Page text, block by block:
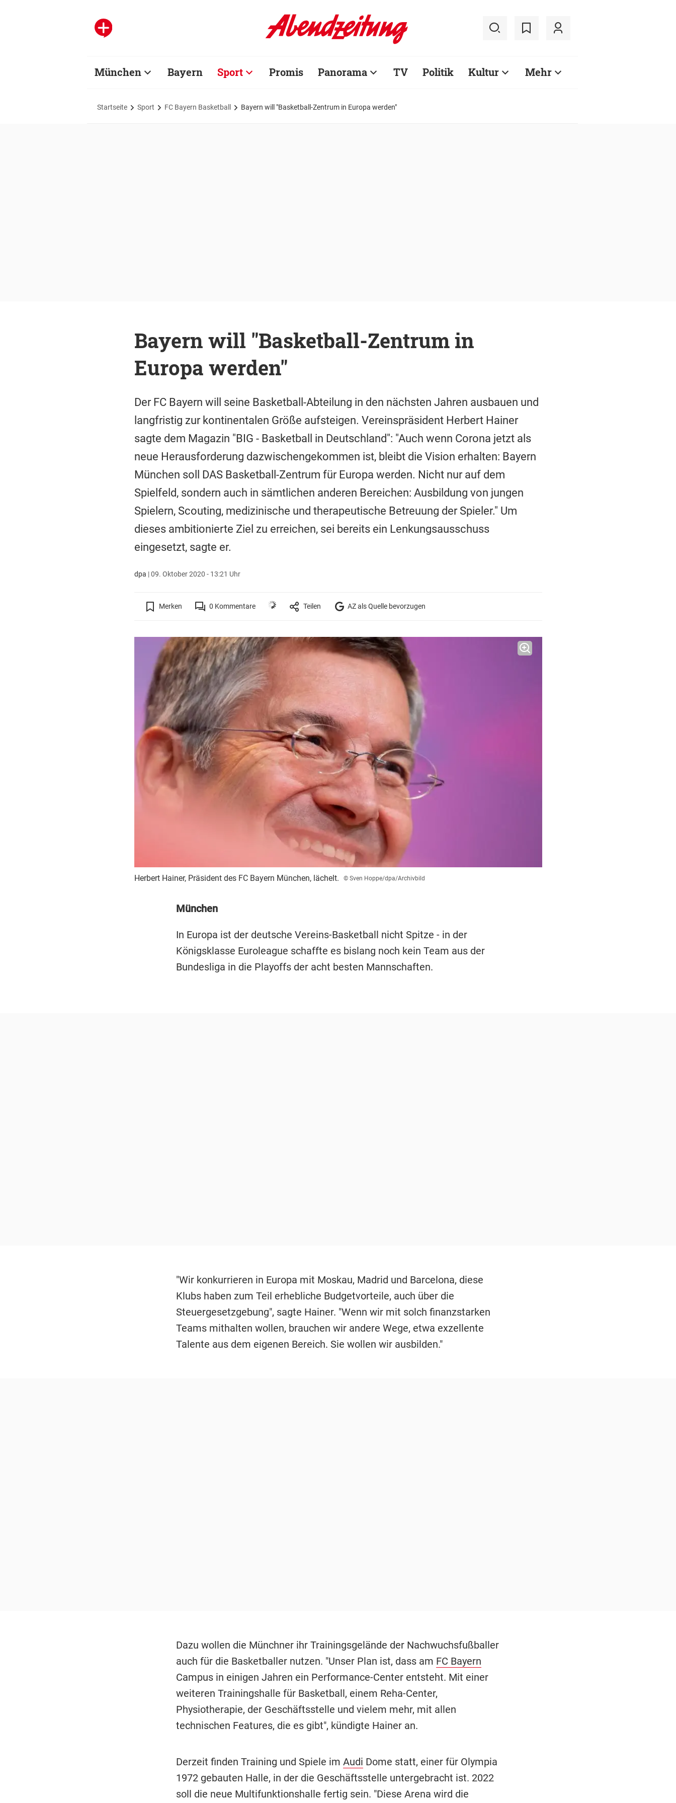
München Bayern Sport Promis Panorama TV Politik Kultur Mehr
Startseite Sport FC Bayern Basketball Bayern will "Basketball-Zentrum in Europa werden"
Bayern will "Basketball-Zentrum in
Europa werden"
Der FC Bayern will seine Basketball-Abteilung in den nächsten Jahren ausbauen und
langfristig zur kontinentalen Größe aufsteigen. Vereinspräsident Herbert Hainer
sagte dem Magazin "BIG - Basketball in Deutschland": "Auch wenn Corona jetzt als
neue Herausforderung dazwischengekommen ist, bleibt die Vision erhalten: Bayern
München soll DAS Basketball-Zentrum für Europa werden. Nicht nur auf dem
Spielfeld, sondern auch in sämtlichen anderen Bereichen: Ausbildung von jungen
Spielern, Scouting, medizinische und therapeutische Betreuung der Spieler." Um
dieses ambitionierte Ziel zu erreichen, sei bereits ein Lenkungsausschuss
eingesetzt, sagte er.
dpa |09. Oktober 2020 - 13:21 Uhr
Merken 0 Kommentare Teilen AZ als Quelle bevorzugen
Herbert Hainer, Präsident des FC Bayern München, lächelt. © Sven Hoppe/dpa/Archivbild
München
In Europa ist der deutsche Vereins-Basketball nicht Spitze - in der
Königsklasse Euroleague schaffte es bislang noch kein Team aus der
Bundesliga in die Playoffs der acht besten Mannschaften.
"Wir konkurrieren in Europa mit Moskau, Madrid und Barcelona, diese
Klubs haben zum Teil erhebliche Budgetvorteile, auch über die
Steuergesetzgebung", sagte Hainer. "Wenn wir mit solch finanzstarken
Teams mithalten wollen, brauchen wir andere Wege, etwa exzellente
Talente aus dem eigenen Bereich. Sie wollen wir ausbilden."
Dazu wollen die Münchner ihr Trainingsgelände der Nachwuchsfußballer
auch für die Basketballer nutzen. "Unser Plan ist, dass am FC Bayern
Campus in einigen Jahren ein Performance-Center entsteht. Mit einer
weiteren Trainingshalle für Basketball, einem Reha-Center,
Physiotherapie, der Geschäftsstelle und vielem mehr, mit allen
technischen Features, die es gibt", kündigte Hainer an.
Derzeit finden Training und Spiele im Audi Dome statt, einer für Olympia
1972 gebauten Halle, in der die Geschäftsstelle untergebracht ist. 2022
soll die neue Multifunktionshalle fertig sein. "Diese Arena wird die